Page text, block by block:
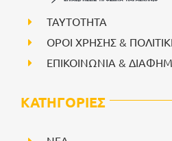
ΤΑΥΤΟΤΗΤΑ
ΟΡΟΙ ΧΡΗΣΗΣ &
ΕΠΙΚΟΙΝΩΝΙΑ &
ΚΑΤΗΓΟΡΙΕΣ